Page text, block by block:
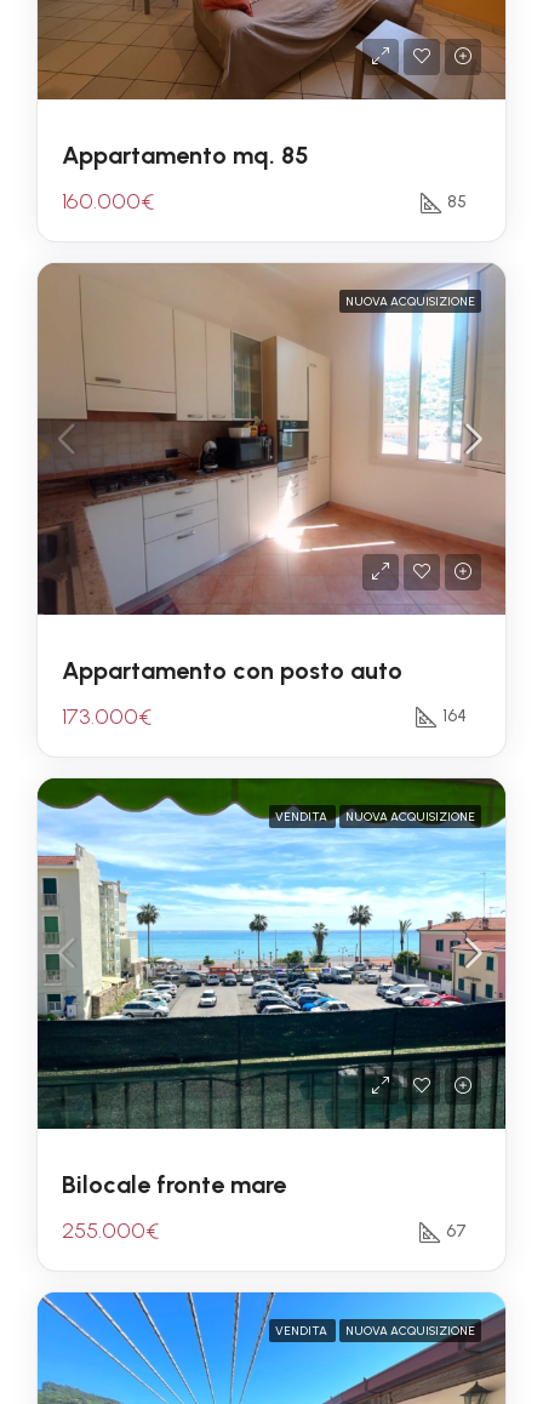
Appartamento mq. 85
160.000€ 85
NUOVA ACQUISIZIONE
Appartamento con posto auto
173.000€ 164
VENDITA NUOVA ACQUISIZIONE
Bilocale fronte mare
255.000€ 67
VENDITA NUOVA ACQUISIZIONE